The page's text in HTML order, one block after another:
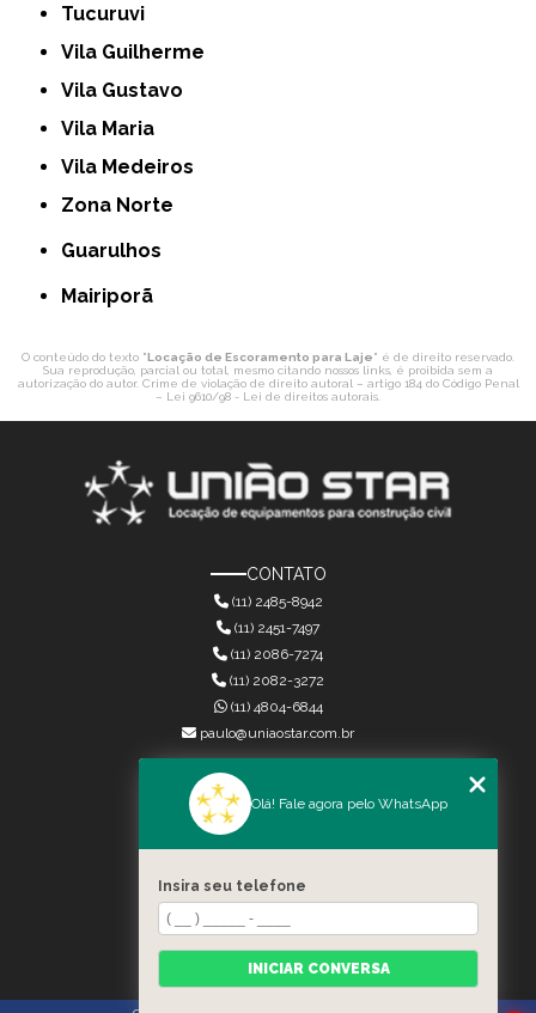
Tucuruvi
Vila Guilherme
Vila Gustavo
Vila Maria
Vila Medeiros
Zona Norte
Guarulhos
Mairiporã
O conteúdo do texto "Locação de Escoramento para Laje" é de direito reservado.
Sua reprodução, parcial ou total, mesmo citando nossos links, é proibida sem a
autorização do autor. Crime de violação de direito autoral – artigo 184 do Código Penal
– Lei 9610/98 - Lei de direitos autorais
CONTATO
(11) 2485-8942
(11) 2451-7497
(11) 2086-7274
(11) 4804-6844
(11) 2082-3272
paulo@uniaostar.com.br
MENU
QUEM SOMOS
CONTATO
CATEGORIAS
MAPA DO SITE
Olá! Fale agora pelo WhatsApp
Insira seu telefone
INICIAR CONVERSA